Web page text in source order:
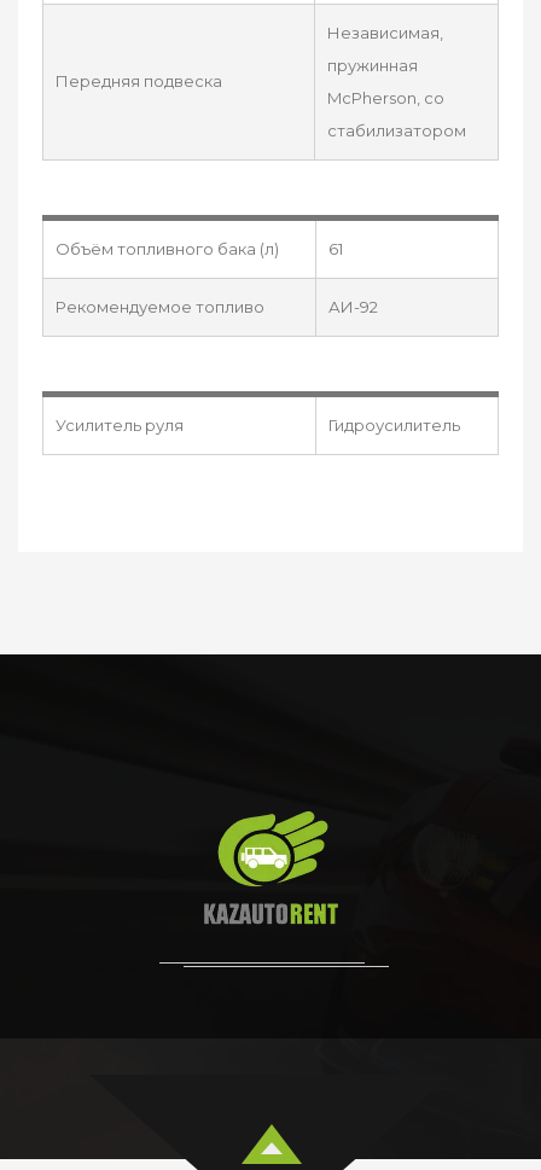
Передняя подвеска
Независимая,
пружинная
McPherson, со
стабилизатором
Объём топливного бака (л) 61
Рекомендуемое топливо АИ-92
Усилитель руля Гидроусилитель